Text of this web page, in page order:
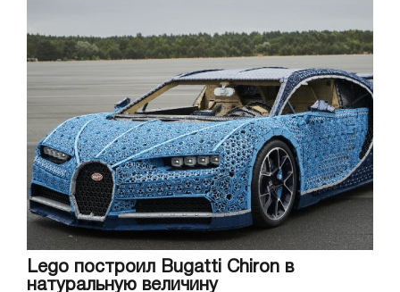
Lego построил Bugatti Chiron в
натуральную величину